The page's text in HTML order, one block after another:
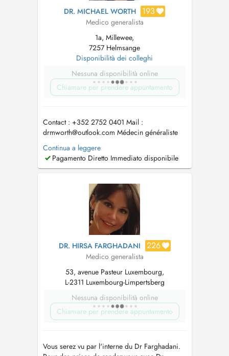
DR. MICHAEL WORTH 193
Medico generalista
1a, Millewee,
7257 Helmsange
Disponibilità dei colleghi
Nessuna disponibilità online
Chiamare per prendere appuntamento
Contact : +352 2752 0401 Mail :
drmworth@outlook.com Médecin généraliste
depuis octobre 2022. 2022 : Travail de fin
d'études, pour l'obtention de Docteur en
médecine, sur la création d'une prescription
Luxembourg. 2019 - 2022: Formation de
spécialisation ...
Continua a leggere
Pagamento Diretto Immediato disponibile
DR. HIRSA FARGHADANI 226
Medico generalista
53, avenue Pasteur Luxembourg,
L-2311 Luxembourg-Limpertsberg
Nessuna disponibilità online
Chiamare per prendere appuntamento
Vous serez vu par l'interne du Dr Farghadani.